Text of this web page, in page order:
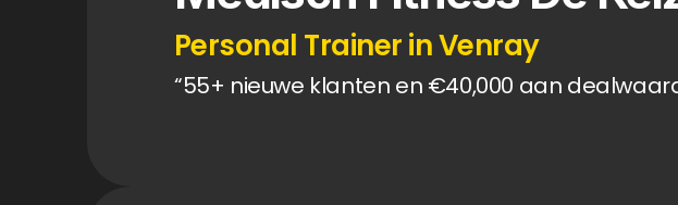
Personal Trainer in Venray
“55+ nieuwe klanten en €40,000 aan